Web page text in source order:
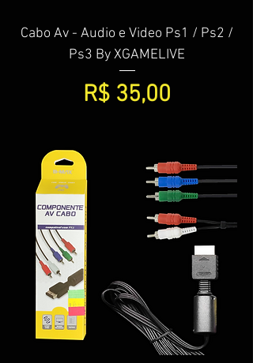
Cabo Av - Audio e Video Ps1 / Ps2 /
Ps3 By XGAMELIVE
Preço
R$ 35,00